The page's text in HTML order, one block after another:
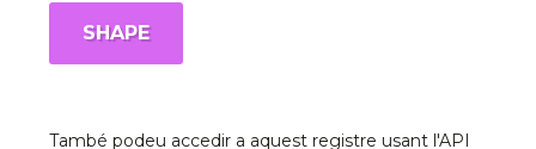
SHAPE
També podeu accedir a aquest registre usant l'API